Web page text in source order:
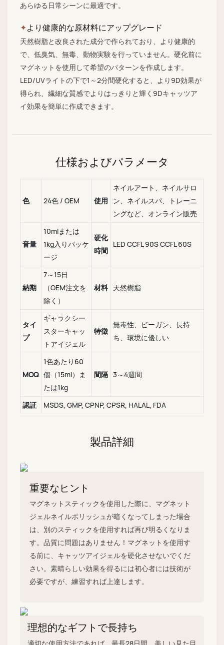
あらゆる日常シーンに最適です。
✦より健康的な原材料にアップグレード
天然樹脂と改良された成分で作られており、より健康的
で、低臭気、無毒、動物実験を行っていません。硬化前に
マグネットを使用して希望のパターンを作成します。
LED/UVライトの下で1～2分間硬化すると、より9D効果が
得られ、繊細な質感でよりはっきりと輝く9Dキャッツア
イ効果を簡単に作成できます。
仕様およびパラメータ
色 24色 / OEM 使用
ネイルアート、ネイルサロ
ン、ネイルスパ、トレーニ
ングなど、オンライン販売
音量
10mlまたは
1kg入りパッケ
ージ
硬化
時間
LED CCFL 90S CCFL 60S
納期
7～15日
（OEM注文を
除く）
材料 天然樹脂
タイ
プ
ギャラクシー
スターキャッ
トアイジェル
特徴
無毒性、ビーガン、長持
ち、環境に優しい
MOQ
1色あたり60
個（15ml）ま
たは1kg
間隔 3～4週間
認証 MSDS, GMP, CPNP, CPSR, HALAL, FDA
製品詳細
重要なヒント
マグネットスティックを使用した際に、マグネット
ジェルネイルポリッシュが暗くなってしまった場合
は、別のスティックを使用すれば再び明るくなりま
す。品質に問題はありません！マグネットを使用す
る前に、キャッツアイジェルを硬化させないでくだ
さい。素晴らしい効果を得るには初心者には技術が
必要ですが、練習すれば上達します。
理想的なギフトで長持ち
適切な使用方法であれば、最長28日間、美しい見た目